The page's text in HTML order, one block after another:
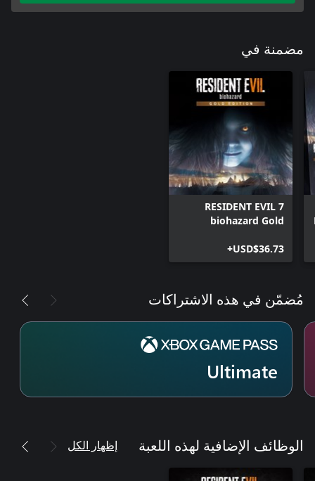
مضمنة في
RESIDENT EVIL 7
biohazard Gold
USD$36.73+
مُضمّن في هذه الاشتراكات
Ultimate
الوظائف الإضافية لهذه اللعبة إظهار الكل